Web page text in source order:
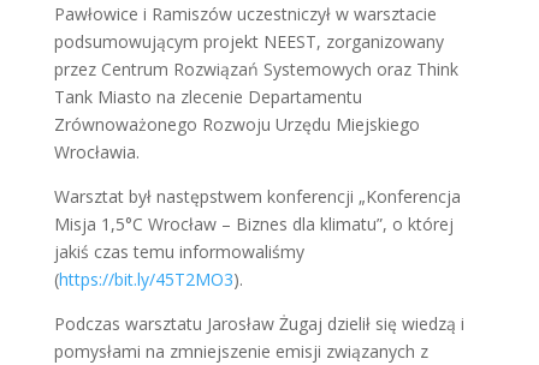
Pawłowice i Ramiszów uczestniczył w warsztacie
podsumowującym projekt NEEST, zorganizowany
przez Centrum Rozwiązań Systemowych oraz Think
Tank Miasto na zlecenie Departamentu
Zrównoważonego Rozwoju Urzędu Miejskiego
Wrocławia.
Warsztat był następstwem konferencji „Konferencja
Misja 1,5°C Wrocław – Biznes dla klimatu”, o której
jakiś czas temu informowaliśmy
(https://bit.ly/45T2MO3).
Podczas warsztatu Jarosław Żugaj dzielił się wiedzą i
pomysłami na zmniejszenie emisji związanych z